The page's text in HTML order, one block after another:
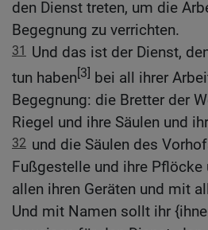
den Dienst treten, um die
Begegnung zu verrichten.
31 Und das ist der Dienst,
tun haben[3] bei all ihrer
Begegnung: die Bretter der
Riegel und ihre Säulen und
32 und die Säulen des
Fußgestelle und ihre
allen ihren Geräten und mit
Und mit Namen sollt ihr